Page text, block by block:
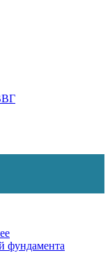
фундамента